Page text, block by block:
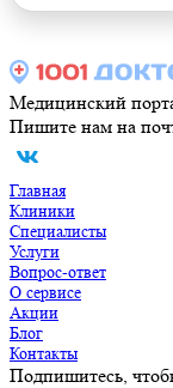
Медицинский
Пишите нам на
Главная
Клиники
Специалисты
Услуги
Вопрос-ответ
О сервисе
Акции
Блог
Контакты
Подпишитесь,